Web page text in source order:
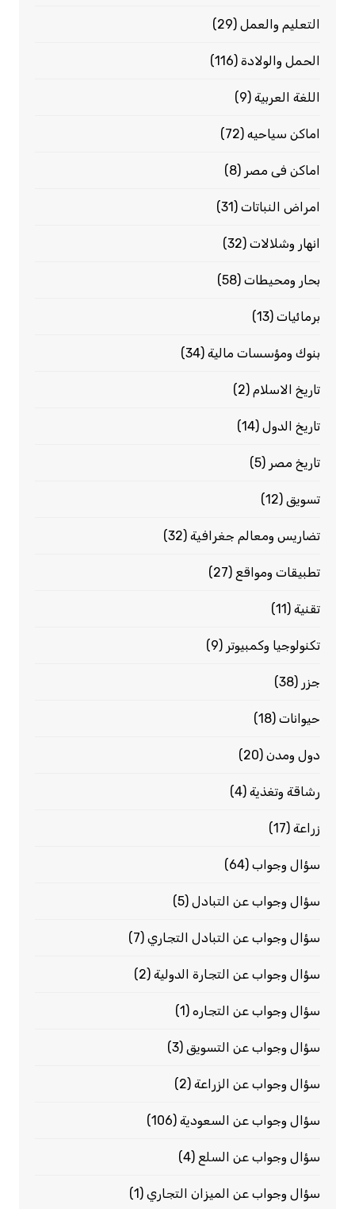
التعليم والعمل(29)
الحمل والولادة(116)
اللغة العربية(9)
اماكن سياحيه(72)
اماكن فى مصر (8)
امراض النباتات(31)
انهار وشلالات(32)
بحار ومحيطات(58)
برمائيات(13)
بنوك ومؤسسات مالية(34)
تاريخ الاسلام(2)
تاريخ الدول(14)
تاريخ مصر (5)
تسويق(12)
تضاريس ومعالم جغرافية(32)
تطبيقات ومواقع (27)
تقنية(11)
تكنولوجيا وكمبيوتر (9)
جزر (38)
حيوانات(18)
دول ومدن(20)
رشاقة وتغذية(4)
زراعة(17)
سؤال وجواب(64)
سؤال وجواب عن التبادل(5)
سؤال وجواب عن التبادل التجاري(7)
سؤال وجواب عن التجارة الدولية(2)
سؤال وجواب عن التجاره(1)
سؤال وجواب عن التسويق(3)
سؤال وجواب عن الزراعة(2)
سؤال وجواب عن السعودية(106)
سؤال وجواب عن السلع (4)
سؤال وجواب عن الميزان التجاري(1)